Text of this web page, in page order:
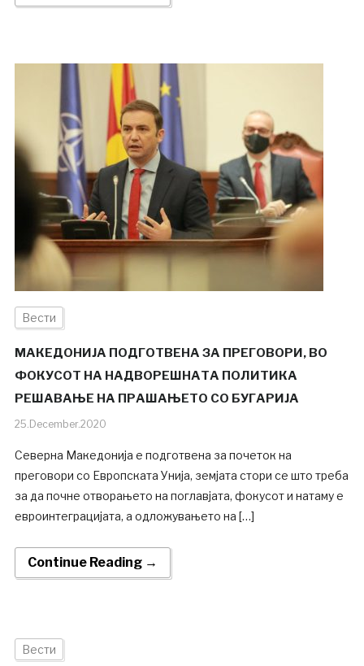
Вести
МАКЕДОНИЈА ПОДГОТВЕНА ЗА ПРЕГОВОРИ, ВО
ФОКУСОТ НА НАДВОРЕШНАТА ПОЛИТИКА
РЕШАВАЊЕ НА ПРАШАЊЕТО СО БУГАРИЈА
25.December.2020
Северна Македонија е подготвена за почеток на
преговори со Европската Унија, земјата стори се што треба
за да почне отворањето на поглавјата, фокусот и натаму е
евроинтеграцијата, а одложувањето на […]
Continue Reading →
Вести